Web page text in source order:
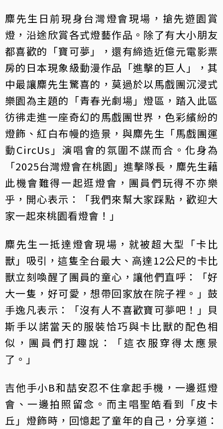
麋先生日前現身台灣燈會現場，搶先遊園賞
燈，沿途欣賞各式燈藝作品。除了有大小朋友
都喜歡的「寶可夢」，還有締造近億元電影票
房的日本現象級動漫作品「進擊的巨人」，其
中最讓麋先生驚喜的，莫過於以馬戲團沉浸式
樂園為主題的「青春光劇場」燈區，踏入此區
彷彿走進一座奇幻的馬戲團世界，色彩繽紛的
燈飾、紅白布幔的造景，與麋先生「馬戲團運
動CircUs」演唱會的氛圍不謀而合。化身為
「2025台灣燈會在桃園」進擊隊長，麋先生藉
此機會難得一起逛燈會，團員們玩得不亦樂
乎，開心表示：「我們來幫大家踩點，歡迎大
家一起來桃園看燈會！」
麋先生一抵達燈會現場，就被超大型「卡比
獸」吸引，這隻全台最大、高達12公尺的卡比
獸立刻喚醒了團員的童心，讓他們直呼：「好
大一隻，好可愛，想帶回家放在院子裡。」鼓
手逸凡表示：「沒有人不喜歡寶可夢吧！」貝
斯手以諾當天的服裝恰巧與卡比獸的配色相
似，團員們打趣說：「這衣服穿得太應景
了。」
吉他手小B和喆安忍不住拿起手機，一邊逛燈
會、一邊拍照留念。而主唱聖皓看到「皮卡
丘」燈飾時，回憶起了童年的自己，分享道：